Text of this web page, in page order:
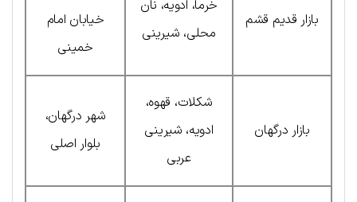
بازار قدیم قشم
خرما، ادویه، نان
محلی، شیرینی
خیابان امام
خمینی
بازار درگهان
شکلات، قهوه،
ادویه، شیرینی
عربی
شهر درگهان،
بلوار اصلی